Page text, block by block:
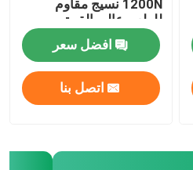
1200N نسيج مقاوم
للطعن عالي القوة
افضل سعر
اتصل بنا